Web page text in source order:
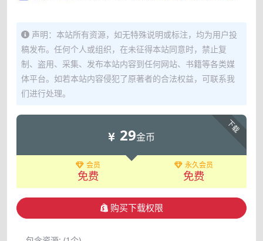
声明：本站所有资源，如无特殊说明或标注，均为用户投
稿发布。任何个人或组织，在未征得本站同意时，禁止复
制、盗用、采集、发布本站内容到任何网站、书籍等各类媒
体平台。如若本站内容侵犯了原著者的合法权益，可联系我
们进行处理。
下载
29金币
会员
免费
永久会员
免费
购买下载权限